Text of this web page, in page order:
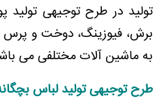
تولید در طرح توجیهی تولید
برش، فیوزینگ، دوخت و پرس
به ماشین آلات مختلفی می
طرح توجیهی تولید لباس